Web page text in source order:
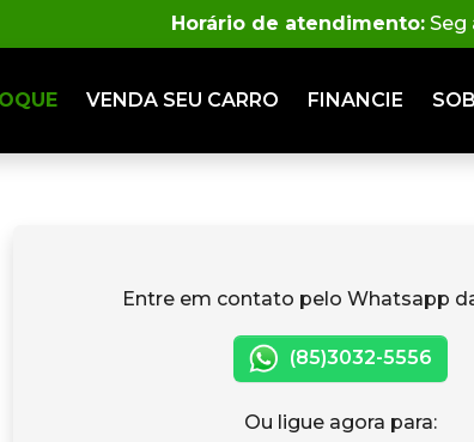
Horário de atendimento: Seg
VENDA SEU CARRO FINANCIE
Entre em contato pelo Whatsapp
(85)3032-5556
Ou ligue agora para: